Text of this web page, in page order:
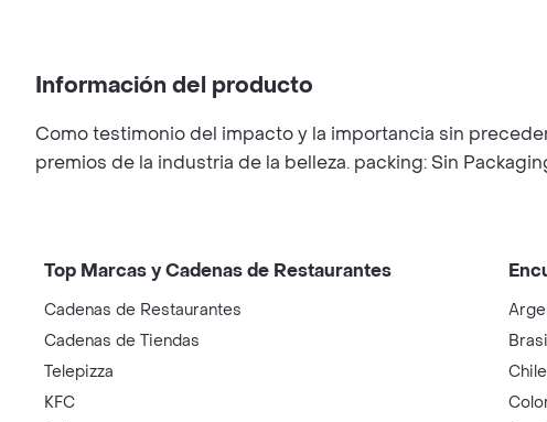
Información del producto
Como testimonio del impacto y la importancia sin
premios de la industria de la belleza. packing: Sin
Top Marcas y Cadenas de Restaurantes
Cadenas de Restaurantes
Cadenas de Tiendas
Telepizza
KFC
Chile